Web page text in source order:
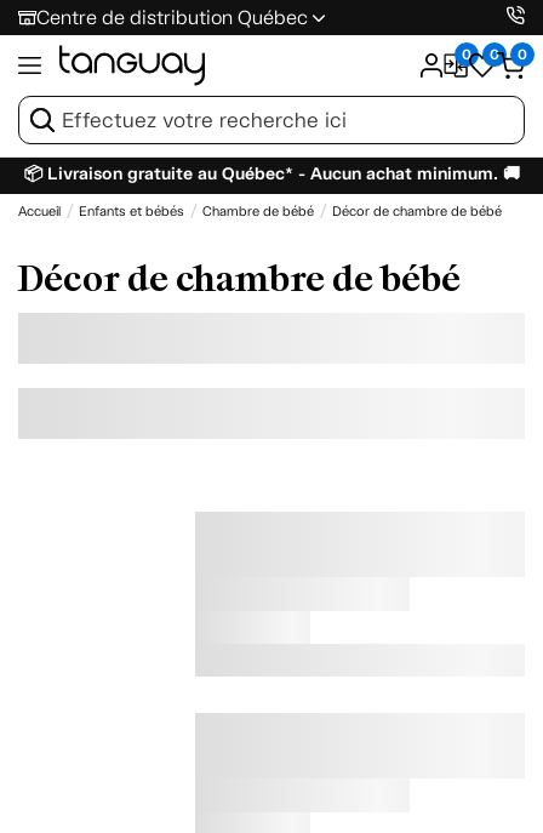
Centre de distribution Québec
0 0 0
📦 Livraison gratuite au Québec* - Aucun achat minimum. 🚚
Accueil Enfants et bébés Chambre de bébé Décor de chambre de bébé
Décor de chambre de bébé